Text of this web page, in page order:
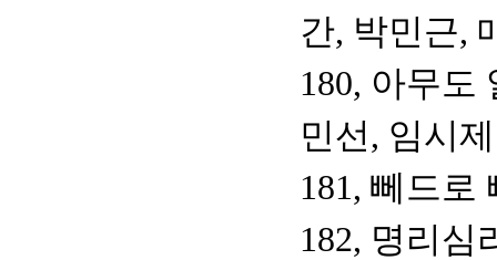
간, 박민근,
180, 아무도
민선, 임시
181, 뻬드로
182, 명리심